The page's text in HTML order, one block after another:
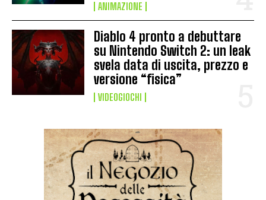
ANIMAZIONE
Diablo 4 pronto a debuttare
su Nintendo Switch 2: un leak
svela data di uscita, prezzo e
versione “fisica”
VIDEOGIOCHI